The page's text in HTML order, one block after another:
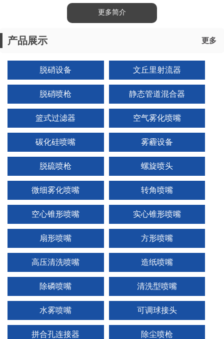
1 2 3
更多简介
产品展示 更多
脱硝设备 文丘里射流器
脱硝喷枪 静态管道混合器
篮式过滤器 空气雾化喷嘴
碳化硅喷嘴 雾霾设备
脱硫喷枪 螺旋喷头
微细雾化喷嘴 转角喷嘴
空心锥形喷嘴 实心锥形喷嘴
扇形喷嘴 方形喷嘴
高压清洗喷嘴 造纸喷嘴
除磷喷嘴 清洗型喷嘴
水雾喷嘴 可调球接头
拼合孔连接器 除尘喷枪